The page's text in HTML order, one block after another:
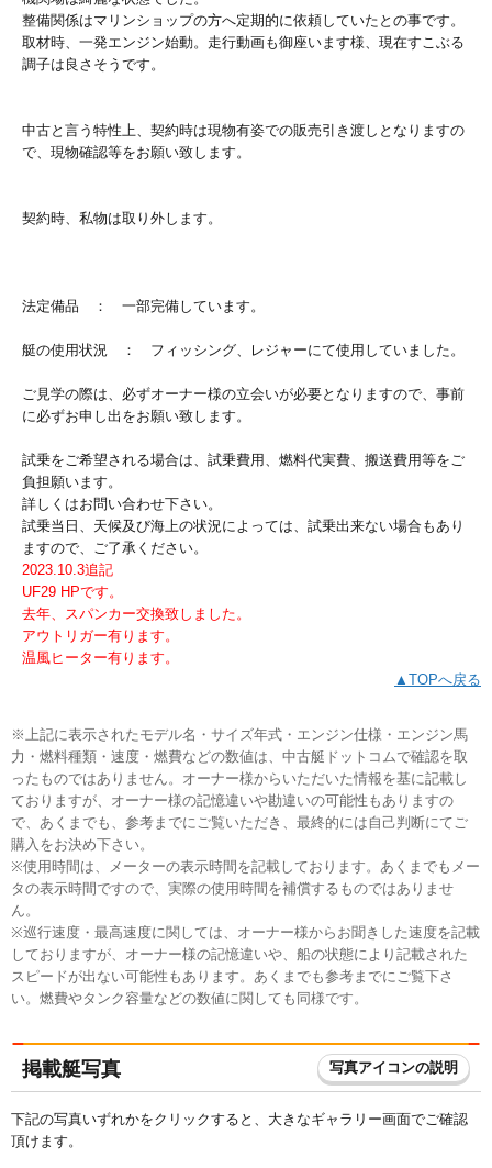
整備関係はマリンショップの方へ定期的に依頼していたとの事です。
取材時、一発エンジン始動。走行動画も御座います様、現在すこぶる
調子は良さそうです。
中古と言う特性上、契約時は現物有姿での販売引き渡しとなりますの
で、現物確認等をお願い致します。
契約時、私物は取り外します。
法定備品 ： 一部完備しています。
艇の使用状況 ： フィッシング、レジャーにて使用していました。
ご見学の際は、必ずオーナー様の立会いが必要となりますので、事前
に必ずお申し出をお願い致します。
試乗をご希望される場合は、試乗費用、燃料代実費、搬送費用等をご
負担願います。
詳しくはお問い合わせ下さい。
試乗当日、天候及び海上の状況によっては、試乗出来ない場合もあり
ますので、ご了承ください。
2023.10.3追記
UF29 HPです。
去年、スパンカー交換致しました。
アウトリガー有ります。
温風ヒーター有ります。
▲TOPへ戻る
※上記に表示されたモデル名・サイズ年式・エンジン仕様・エンジン馬
力・燃料種類・速度・燃費などの数値は、中古艇ドットコムで確認を取
ったものではありません。オーナー様からいただいた情報を基に記載し
ておりますが、オーナー様の記憶違いや勘違いの可能性もありますの
で、あくまでも、参考までにご覧いただき、最終的には自己判断にてご
購入をお決め下さい。
※使用時間は、メーターの表示時間を記載しております。あくまでもメー
タの表示時間ですので、実際の使用時間を補償するものではありませ
ん。
※巡行速度・最高速度に関しては、オーナー様からお聞きした速度を記載
しておりますが、オーナー様の記憶違いや、船の状態により記載された
スピードが出ない可能性もあります。あくまでも参考までにご覧下さ
い。燃費やタンク容量などの数値に関しても同様です。
掲載艇写真 写真アイコンの説明
下記の写真いずれかをクリックすると、大きなギャラリー画面でご確認
頂けます。